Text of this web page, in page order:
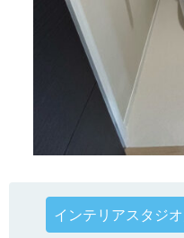
インテリアスタジ